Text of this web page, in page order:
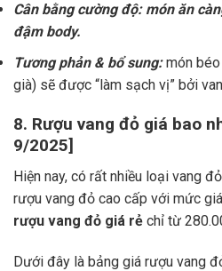
Cân bằng cường độ: món ăn
đậm body.
Tương phản & bổ sung:món béo
già) sẽ được “làm sạch vị” bởi
8. Rượu vang đỏ giá bao
9/2025]
Hiện nay, có rất nhiều loại vang
rượu vang đỏ cao cấp với mức
rượu vang đỏ giá rẻ chỉ từ
Dưới đây là bảng giá rượu vang